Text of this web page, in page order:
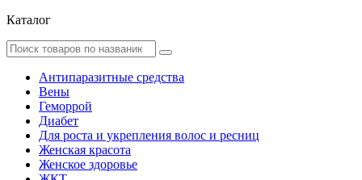
Каталог
Антипаразитные средства
Вены
Геморрой
Диабет
Для роста и укрепления волос и ресниц
Женская красота
Женское здоровье